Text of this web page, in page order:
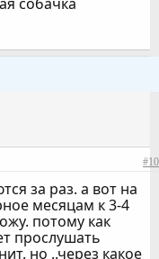
собачка
#10
за раз. а вот на
месяцам к 3-4
потому как
прослушать
но ..через какое